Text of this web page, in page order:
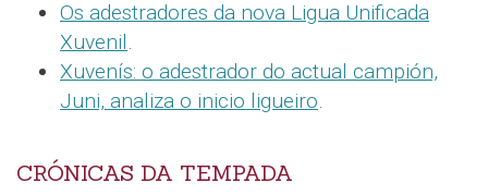
Os adestradores da nova Ligua Unificada
Xuvenil.
Xuvenís: o adestrador do actual campión,
Juni, analiza o inicio ligueiro.
CRÓNICAS DA TEMPADA